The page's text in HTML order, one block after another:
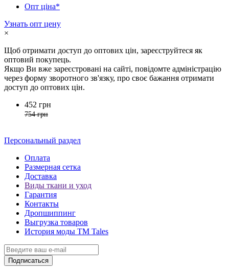
Опт ціна*
Узнать опт цену
×
Щоб отримати доступ до оптових цін, зареєструйтеся як
оптовий покупець.
Якщо Ви вже зареєстровані на сайті, повідомте адміністрацію
через форму зворотного зв'язку, про своє бажання отримати
доступ до оптових цін.
452 грн
754 грн
Персональный раздел
Оплата
Размерная сетка
Доставка
Виды ткани и уход
Гарантия
Контакты
Дропшиппинг
Выгрузка товаров
История моды ТМ Tales
Подписаться